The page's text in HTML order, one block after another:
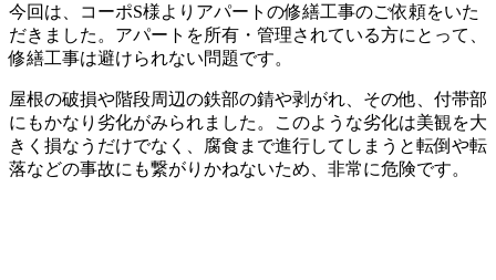
今回は、コーポS様よりアパートの修繕工事のご依頼をいた
だきました。アパートを所有・管理されている方にとって、
修繕工事は避けられない問題です。
屋根の破損や階段周辺の鉄部の錆や剥がれ、その他、付帯部
にもかなり劣化がみられました。このような劣化は美観を大
きく損なうだけでなく、腐食まで進行してしまうと転倒や転
落などの事故にも繋がりかねないため、非常に危険です。